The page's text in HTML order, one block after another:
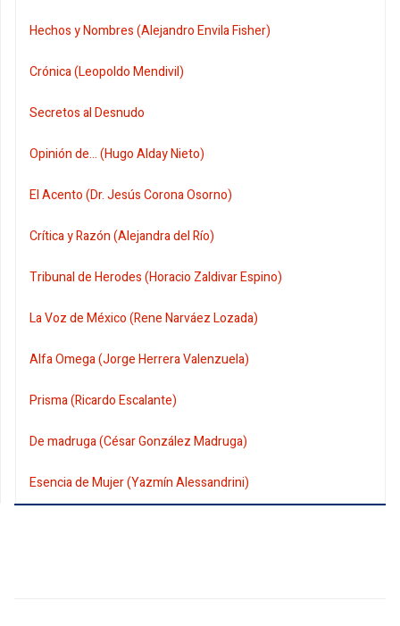
Hechos y Nombres (Alejandro Envila Fisher)
Crónica (Leopoldo Mendivil)
Secretos al Desnudo
Opinión de... (Hugo Alday Nieto)
El Acento (Dr. Jesús Corona Osorno)
Crítica y Razón (Alejandra del Río)
Tribunal de Herodes (Horacio Zaldivar Espino)
La Voz de México (Rene Narváez Lozada)
Alfa Omega (Jorge Herrera Valenzuela)
Prisma (Ricardo Escalante)
De madruga (César González Madruga)
Esencia de Mujer (Yazmín Alessandrini)